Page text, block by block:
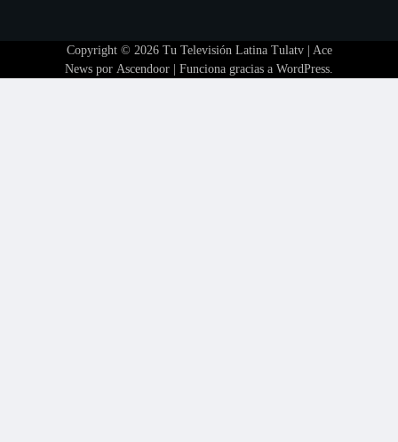
Copyright © 2026 Tu Televisión Latina Tulatv| Ace
News por Ascendoor | Funciona gracias a WordPress.